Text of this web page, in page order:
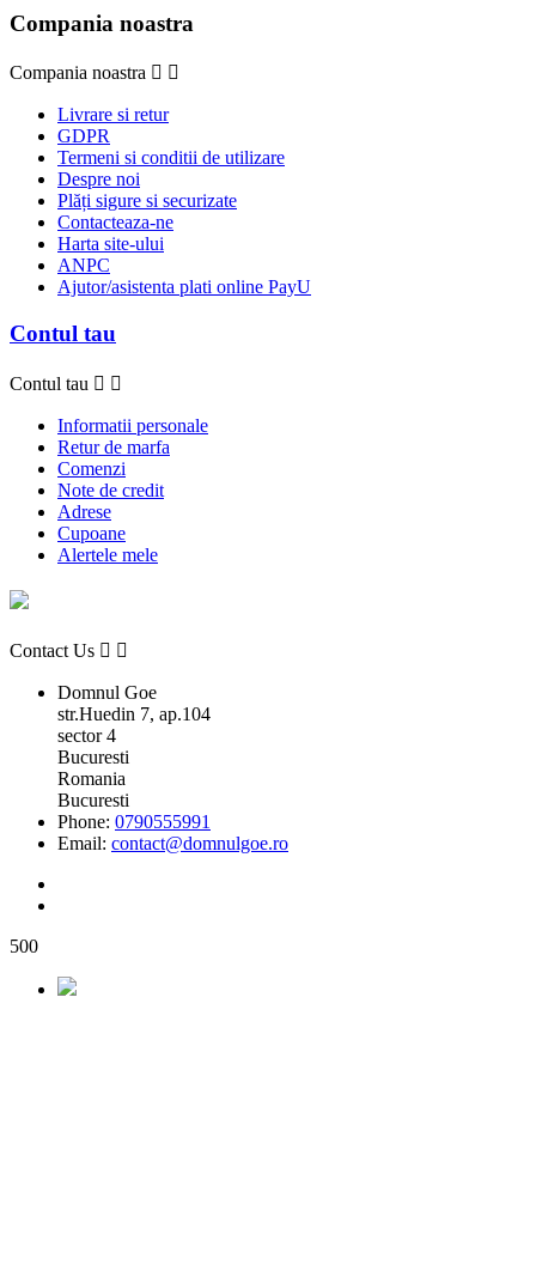
Compania noastra
Compania noastra  
Livrare si retur
GDPR
Termeni si conditii de utilizare
Despre noi
Plăți sigure si securizate
Contacteaza-ne
Harta site-ului
ANPC
Ajutor/asistenta plati online PayU
Contul tau
Contul tau  
Informatii personale
Retur de marfa
Comenzi
Note de credit
Adrese
Cupoane
Alertele mele
Contact Us  
Domnul Goe
str.Huedin 7, ap.104
sector 4
Bucuresti
Romania
Bucuresti
Phone: 0790555991
Email: contact@domnulgoe.ro
500